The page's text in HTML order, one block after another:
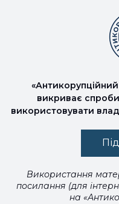
викриває спроби
використовувати
Використання
посилання (для
на